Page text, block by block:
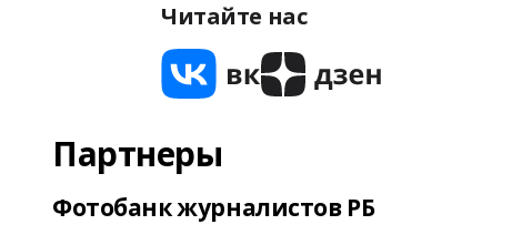
Читайте нас
Партнеры
Фотобанк журналистов РБ